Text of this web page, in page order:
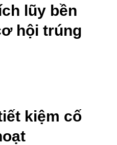
lũy bền
hội trúng
kiệm cố